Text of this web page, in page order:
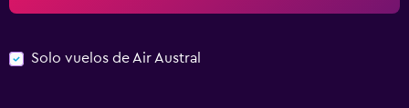
Solo vuelos de Air Austral